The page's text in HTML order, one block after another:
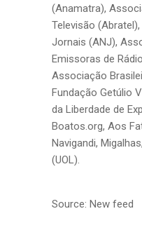
(Anamatra),
Televisão
Jornais (ANJ),
Emissoras de
Associação
Fundação Getúlio
da Liberdade de
Boatos.org, Aos
Navigandi,
(UOL).
Source: New feed